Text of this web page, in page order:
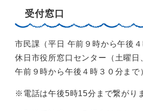
受付窓口
市民課（平日 午前９時から午後４
休日市役所窓口センター（土曜日
午前９時から午後４時３０分まで
※電話は午後5時15分まで繋がり